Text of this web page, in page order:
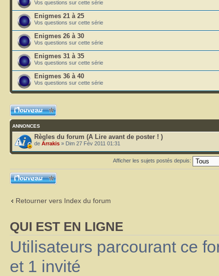
Vos questions sur cette série
Enigmes 21 à 25
Vos questions sur cette série
Enigmes 26 à 30
Vos questions sur cette série
Enigmes 31 à 35
Vos questions sur cette série
Enigmes 36 à 40
Vos questions sur cette série
Ecrire un nouveau
sujet
ANNONCES
Règles du forum (A Lire avant de poster ! )
de Arrakis » Dim 27 Fév 2011 01:31
Afficher les sujets postés depuis:
Ecrire un nouveau
sujet
Retourner vers Index du forum
QUI EST EN LIGNE
Utilisateurs parcourant ce
et 1 invité